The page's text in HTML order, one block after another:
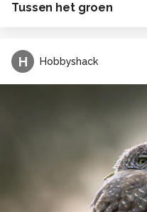
Tussen het groen
H Hobbyshack